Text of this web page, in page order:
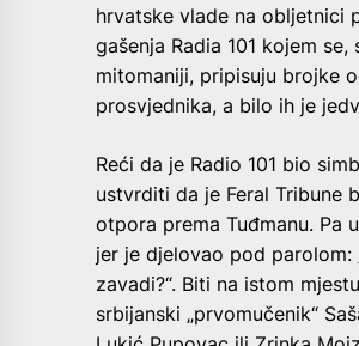
hrvatske vlade na obljetnici
gašenja Radia 101 kojem
mitomaniji, pripisuju brojke
prosvjednika, a bilo ih je
Reći da je Radio 101 bio
ustvrditi da je Feral Tribune
otpora prema Tuđmanu. Pa
jer je djelovao pod parolom:
zavadi?“. Biti na istom
srbijanski „prvomučenik“